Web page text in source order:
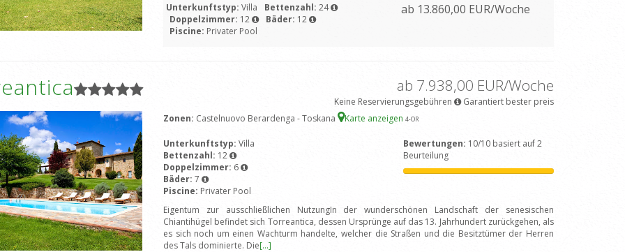
ab 13.860,00 EUR/Woche
Unterkunftstyp: Villa Bettenzahl: 24
Doppelzimmer: 12 Bäder: 12
Piscine: Privater Pool
ab 7.938,00 EUR/Woche
Keine Reservierungsgebühren
Garantiert bester preis
Zonen: Castelnuovo Berardenga - Toskana Karte anzeigen 4-OR
Unterkunftstyp: Villa
Bettenzahl: 12
Doppelzimmer: 6
Bäder: 7
Piscine: Privater Pool
Bewertungen: 10/10 basiert auf 2
Beurteilung
Eigentum zur ausschließlichen NutzungIn der wunderschönen Landschaft der senesischen
Chiantihügel befindet sich Torreantica, dessen Ursprünge auf das 13. Jahrhundert zurückgehen, als
es sich noch um einen Wachturm handelte, welcher die Straßen und die Besitztümer der Herren
des Tals dominierte. Die[...]